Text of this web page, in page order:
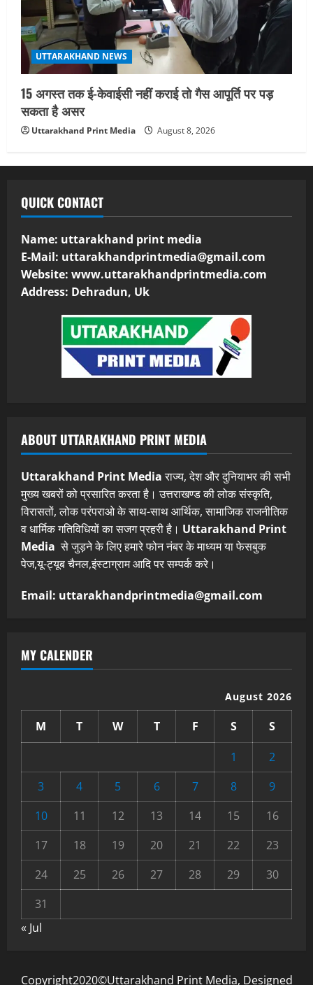
UTTARAKHAND NEWS
15 अगस्त तक ई-केवाईसी नहीं कराई तो गैस आपूर्ति पर पड़
सकता है असर
Uttarakhand Print Media August 8, 2026
QUICK CONTACT
Name: uttarakhand print media
E-Mail: uttarakhandprintmedia@gmail.com
Website: www.uttarakhandprintmedia.com
Address: Dehradun, Uk
ABOUT UTTARAKHAND PRINT MEDIA
Uttarakhand Print Mediaराज्य, देश और दुनियाभर की सभी
मुख्य खबरों को प्रसारित करता है। उत्तराखण्ड की लोक संस्कृति,
विरासतों, लोक परंपराओ के साथ-साथ आर्थिक, सामाजिक राजनीतिक
व धार्मिक गतिविधियों का सजग प्रहरी है। Uttarakhand Print
Media से जुड़ने के लिए हमारे फोन नंबर के माध्यम या फेसबुक
पेज,यू-ट्यूब चैनल,इंस्टाग्राम आदि पर सम्पर्क करे।
Email: uttarakhandprintmedia@gmail.com
MY CALENDER
August 2026
M T W T F S
S
1
2
3
4 5 6 7 8
9
10
11 12 13 14 15
16
17
18 19 20 21 22
23
24
25 26 27 28 29
30
31
« Jul
Copyright2020©Uttarakhand Print Media, Designed